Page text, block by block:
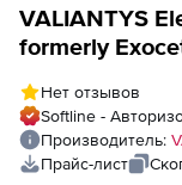
VALIANTYS
formerly
Нет отзывов
Softline -
Производитель:
Прайс-лист